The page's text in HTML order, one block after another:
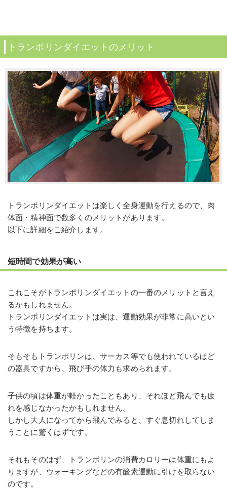
トランポリンダイエットのメリット
トランポリンダイエットは楽しく全身運動を行えるので、肉
体面・精神面で数多くのメリットがあります。
以下に詳細をご紹介します。
短時間で効果が高い
これこそがトランポリンダイエットの一番のメリットと言え
るかもしれません。
トランポリンダイエットは実は、運動効果が非常に高いとい
う特徴を持ちます。
そもそもトランポリンは、サーカス等でも使われているほど
の器具ですから、飛び手の体力も求められます。
子供の頃は体重が軽かったこともあり、それほど飛んでも疲
れを感じなかったかもしれません。
しかし大人になってから飛んでみると、すぐ息切れしてしま
うことに驚くはずです。
それもそのはず、トランポリンの消費カロリーは体重にもよ
りますが、ウォーキングなどの有酸素運動に引けを取らない
のです。